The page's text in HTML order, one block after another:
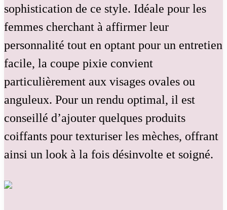
sophistication de ce style. Idéale pour les
femmes cherchant à affirmer leur
personnalité tout en optant pour un entretien
facile, la coupe pixie convient
particulièrement aux visages ovales ou
anguleux. Pour un rendu optimal, il est
conseillé d’ajouter quelques produits
coiffants pour texturiser les mèches, offrant
ainsi un look à la fois désinvolte et soigné.